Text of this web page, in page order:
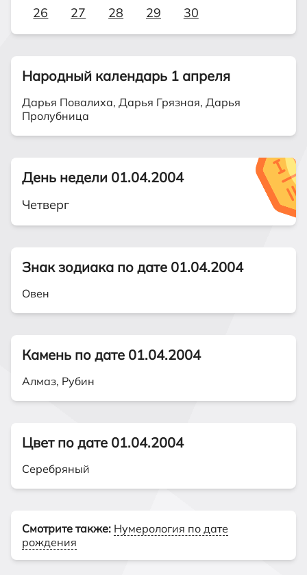
26
27 28 29 30
Народный календарь 1 апреля
Дарья Повалиха, Дарья Грязная, Дарья
Пролубница
День недели 01.04.2004
Четверг
Знак зодиака по дате 01.04.2004
Овен
Камень по дате 01.04.2004
Алмаз, Рубин
Цвет по дате 01.04.2004
Серебряный
Смотрите также: Нумерология по дате
рождения